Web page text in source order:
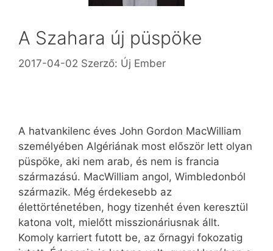
A Szahara új püspöke
2017-04-02 Szerző: Új Ember
A hatvankilenc éves John Gordon MacWilliam
személyében Algériának most először lett olyan
püspöke, aki nem arab, és nem is francia
származású. MacWilliam angol, Wimbledonból
származik. Még érdekesebb az
élettörténetében, hogy tizenhét éven keresztül
katona volt, mielőtt misszionáriusnak állt.
Komoly karriert futott be, az őrnagyi fokozatig